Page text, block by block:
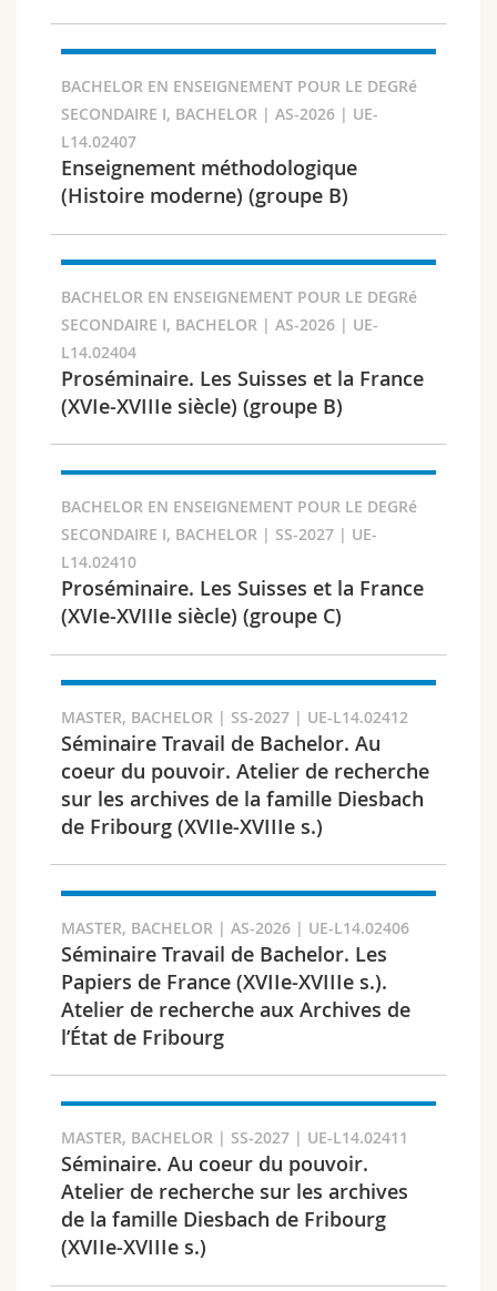
Search
Copy link
Export result
BACHELOR EN ENSEIGNEMENT POUR LE DEGRé
SECONDAIRE I, BACHELOR | AS-2026 | UE-
L14.02407
Enseignement méthodologique
(Histoire moderne) (groupe B)
BACHELOR EN ENSEIGNEMENT POUR LE DEGRé
SECONDAIRE I, BACHELOR | AS-2026 | UE-
L14.02404
Proséminaire. Les Suisses et la France
(XVIe-XVIIIe siècle) (groupe B)
BACHELOR EN ENSEIGNEMENT POUR LE DEGRé
SECONDAIRE I, BACHELOR | SS-2027 | UE-
L14.02410
Proséminaire. Les Suisses et la France
(XVIe-XVIIIe siècle) (groupe C)
MASTER, BACHELOR | SS-2027 | UE-L14.02412
Séminaire Travail de Bachelor. Au
coeur du pouvoir. Atelier de recherche
sur les archives de la famille Diesbach
de Fribourg (XVIIe-XVIIIe s.)
MASTER, BACHELOR | AS-2026 | UE-L14.02406
Séminaire Travail de Bachelor. Les
Papiers de France (XVIIe-XVIIIe s.).
Atelier de recherche aux Archives de
l’État de Fribourg
MASTER, BACHELOR | SS-2027 | UE-L14.02411
Séminaire. Au coeur du pouvoir.
Atelier de recherche sur les archives
de la famille Diesbach de Fribourg
(XVIIe-XVIIIe s.)